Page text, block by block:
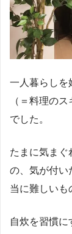
一人暮らしを
（＝料理の
でした。
たまに気まぐ
の、気が付い
当に難しいも
自炊を習慣